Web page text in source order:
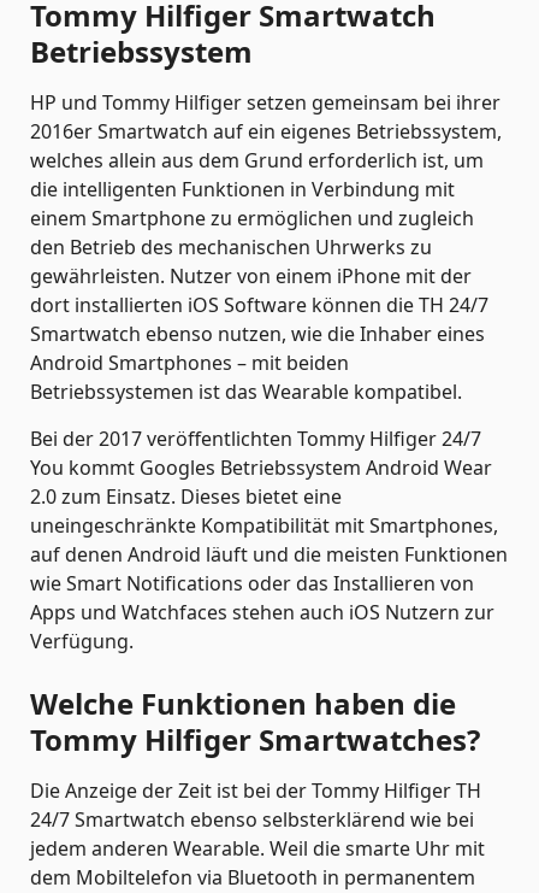
Tommy Hilfiger Smartwatch
Betriebssystem
HP und Tommy Hilfiger setzen gemeinsam bei ihrer
2016er Smartwatch auf ein eigenes Betriebssystem,
welches allein aus dem Grund erforderlich ist, um
die intelligenten Funktionen in Verbindung mit
einem Smartphone zu ermöglichen und zugleich
den Betrieb des mechanischen Uhrwerks zu
gewährleisten. Nutzer von einem iPhone mit der
dort installierten iOS Software können die TH 24/7
Smartwatch ebenso nutzen, wie die Inhaber eines
Android Smartphones – mit beiden
Betriebssystemen ist das Wearable kompatibel.
Bei der 2017 veröffentlichten Tommy Hilfiger 24/7
You kommt Googles Betriebssystem Android Wear
2.0 zum Einsatz. Dieses bietet eine
uneingeschränkte Kompatibilität mit Smartphones,
auf denen Android läuft und die meisten Funktionen
wie Smart Notifications oder das Installieren von
Apps und Watchfaces stehen auch iOS Nutzern zur
Verfügung.
Welche Funktionen haben die
Tommy Hilfiger Smartwatches?
Die Anzeige der Zeit ist bei der Tommy Hilfiger TH
24/7 Smartwatch ebenso selbsterklärend wie bei
jedem anderen Wearable. Weil die smarte Uhr mit
dem Mobiltelefon via Bluetooth in permanentem